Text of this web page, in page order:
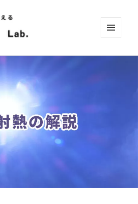
を考えるF-CONラボ